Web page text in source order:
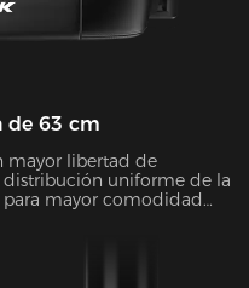
de 63 cm
mayor libertad de
uniforme de la
mayor comodidad